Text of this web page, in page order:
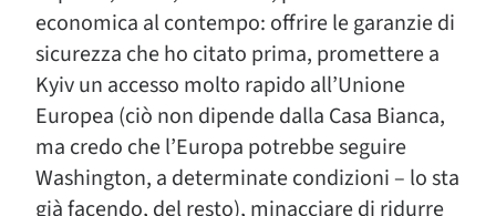
economica al contempo: offrire le garanzie di
sicurezza che ho citato prima, promettere a
Kyiv un accesso molto rapido all’Unione
Europea (ciò non dipende dalla Casa Bianca,
ma credo che l’Europa potrebbe seguire
Washington, a determinate condizioni – lo sta
già facendo, del resto), minacciare di ridurre